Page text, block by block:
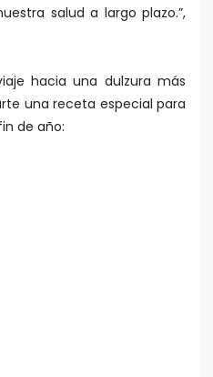
salud a largo plazo.”,
hacia una dulzura más
una receta especial para
de año: